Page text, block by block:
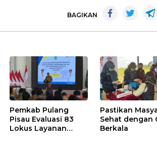
BAGIKAN
Pemkab Pulang
Pisau Evaluasi 83
Lokus Layanan
Pastikan
Sehat dengan
Berkala